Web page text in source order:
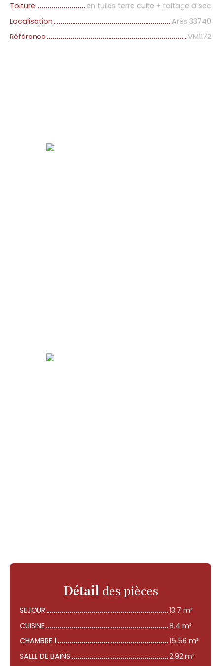
Toiture
en tuiles terre cuite + faitage à sec
Localisation
Arès 33740
Référence
VM1172
Détail des pièces
SEJOUR
13.7 m²
CUISINE
8.4 m²
CHAMBRE 1
15.56 m²
SALLE DE BAINS
2.92 m²